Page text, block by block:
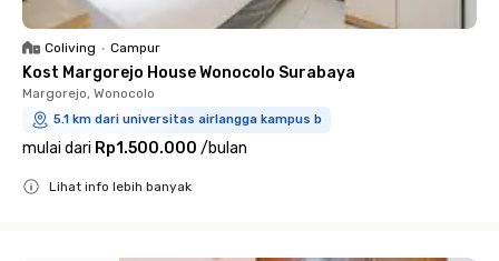
Coliving • Campur
Kost Margorejo House Wonocolo Surabaya
Margorejo, Wonocolo
5.1 km dari universitas airlangga kampus b
mulai dari Rp1.500.000 /bulan
Lihat info lebih banyak